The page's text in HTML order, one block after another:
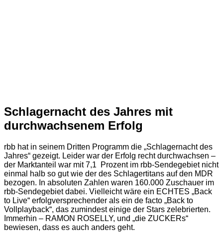
Schlagernacht des Jahres mit
durchwachsenem Erfolg
rbb hat in seinem Dritten Programm die „Schlagernacht des
Jahres“ gezeigt. Leider war der Erfolg recht durchwachsen –
der Marktanteil war mit 7,1 Prozent im rbb-Sendegebiet nicht
einmal halb so gut wie der des Schlagertitans auf den MDR
bezogen. In absoluten Zahlen waren 160.000 Zuschauer im
rbb-Sendegebiet dabei. Vielleicht wäre ein ECHTES „Back
to Live“ erfolgversprechender als ein de facto „Back to
Vollplayback“, das zumindest einige der Stars zelebrierten.
Immerhin – RAMON ROSELLY, und „die ZUCKERs“
bewiesen, dass es auch anders geht.